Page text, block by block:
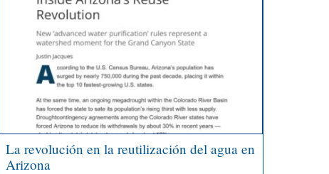
La revolución en la reutilización del agua en
Arizona